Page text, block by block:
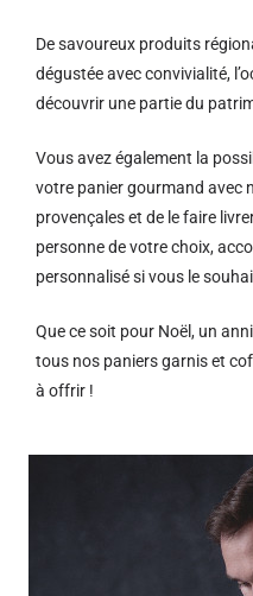
De savoureux produits
dégustée avec convivialité,
découvrir une partie du
Vous avez également la
votre panier gourmand avec
provençales et de le faire
personne de votre choix,
personnalisé si vous le
Que ce soit pour Noël, un
tous nos paniers garnis et
à offrir !